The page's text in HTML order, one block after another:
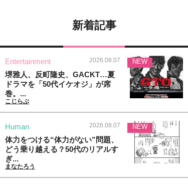
新着記事
Entertainment 2026.08.07
堺雅人、反町隆史、GACKT…夏
ドラマを「50代イケオジ」が席
巻。...
こじらぶ
NEW
Human 2026.08.07
体力をつける“体力がない”問題、
どう乗り越える？50代のリアルす
ぎ...
まなたろう
NEW